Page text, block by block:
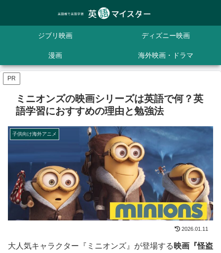
ジブリ映画 ディズニー映画
漫画 海外映画・ドラマ
PR
ミニオンズの映画シリーズは英語で何？英
語学習におすすめの理由と勉強法
子供向け海外アニメ
2026.01.11
大人気キャラクター『ミニオンズ』が登場する 映画『怪盗